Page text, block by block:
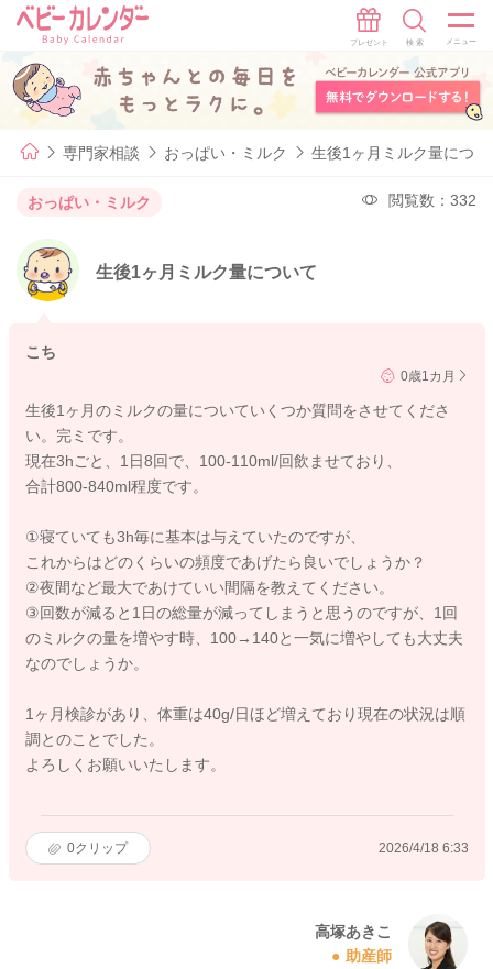
専門家相談 おっぱい・ミルク 生後1ヶ月ミルク量につい
おっぱい・ミルク 閲覧数：332
生後1ヶ月ミルク量について
こち
0歳1カ月
生後1ヶ月のミルクの量についていくつか質問をさせてくださ
い。完ミです。
現在3hごと、1日8回で、100-110ml/回飲ませており、
合計800-840ml程度です。
①寝ていても3h毎に基本は与えていたのですが、
これからはどのくらいの頻度であげたら良いでしょうか？
②夜間など最大であけていい間隔を教えてください。
③回数が減ると1日の総量が減ってしまうと思うのですが、1回
のミルクの量を増やす時、100→140と一気に増やしても大丈夫
なのでしょうか。
1ヶ月検診があり、体重は40g/日ほど増えており現在の状況は順
調とのことでした。
よろしくお願いいたします。
0クリップ 2026/4/18 6:33
高塚あきこ
助産師